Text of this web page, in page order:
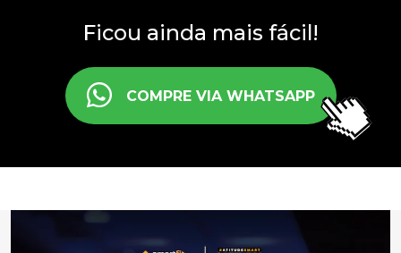
Ficou ainda mais fácil!
COMPRE VIA WHATSAPP